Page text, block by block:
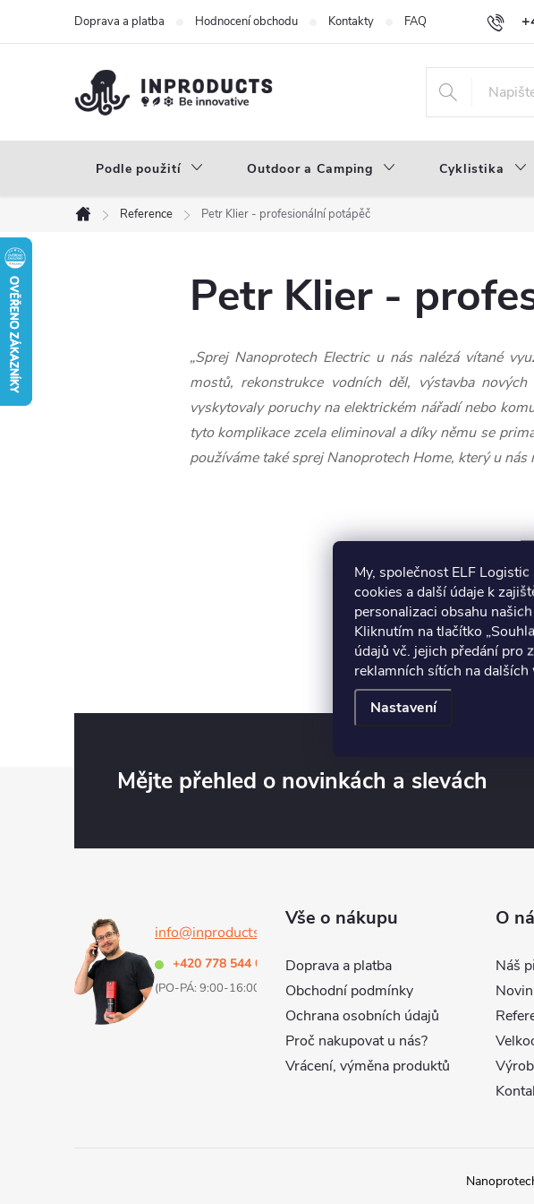
My, společnost ELF
cookies a další údaje k
personalizaci obsahu
Kliknutím na tlačítko
údajů vč. jejich předání pro
reklamních sítích na dalších
Nastavení
Doprava a platba Hodnocení obchodu Kontakty FAQ Novinky
Podle použití Outdoor a Camping Cyklistika
Domů
Reference Petr Klier - profesionální potápěč
Petr Klier -
„Sprej Nanoprotech Electric u nás nalézá vítané
mostů, rekonstrukce vodních děl, výstavba
vyskytovaly poruchy na elektrickém nářadí nebo
tyto komplikace zcela eliminoval a díky němu se
používáme také sprej Nanoprotech Home, který u
Mějte přehled o novinkách a slevách
info@inproducts.cz
+420 778 544 000
(PO-PÁ: 9:00-16:00 h)
Vše o nákupu
Doprava a platba
Obchodní podmínky
Ochrana osobních údajů
Proč nakupovat u nás?
Vrácení, výměna produktů
O
Náš